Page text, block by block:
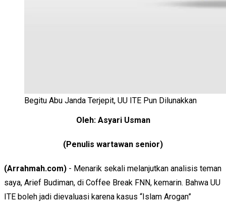
Begitu Abu Janda Terjepit, UU ITE Pun Dilunakkan
Oleh: Asyari Usman
(Penulis wartawan senior)
(Arrahmah.com) - Menarik sekali melanjutkan analisis teman
saya, Arief Budiman, di Coffee Break FNN, kemarin. Bahwa UU
ITE boleh jadi dievaluasi karena kasus “Islam Arogan”